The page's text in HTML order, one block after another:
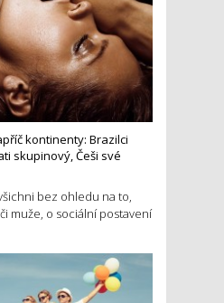
kontinenty: Brazilci
skupinový, Češi své
bez ohledu na to,
muže, o sociální postavení